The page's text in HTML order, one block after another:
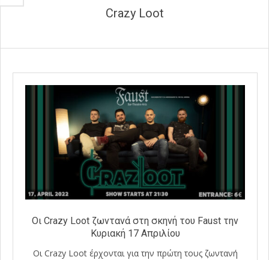
Crazy Loot
Oι Crazy Loot ζωντανά στη σκηνή του Faust την
Κυριακή 17 Απριλίου
Οι Crazy Loot έρχονται για την πρώτη τους ζωντανή